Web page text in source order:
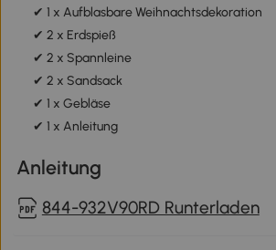
✔ 1 x Aufblasbare Weihnachtsdekoration
✔ 2 x Erdspieß
✔ 2 x Spannleine
✔ 2 x Sandsack
✔ 1 x Gebläse
✔ 1 x Anleitung
Anleitung
844-932V90RD Runterladen